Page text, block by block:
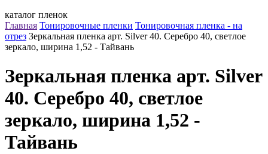
каталог пленок
Главная Тонировочные пленки Тонировочная пленка - на
отрез Зеркальная пленка арт. Silver 40. Серебро 40, светлое
зеркало, ширина 1,52 - Тайвань
Зеркальная пленка арт. Silver
40. Серебро 40, светлое
зеркало, ширина 1,52 -
Тайвань